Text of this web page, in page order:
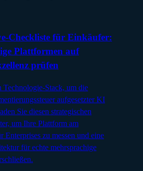
Checkliste für Einkäufer:
Plattformen auf
prüfen
Technologie-Stack, um die
aufgesetzter KI
Sie diesen strategischen
um Ihre Plattform am
Enterprises zu messen und eine
für echte mehrsprachige